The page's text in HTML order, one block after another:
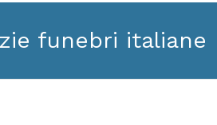
funebri italiane